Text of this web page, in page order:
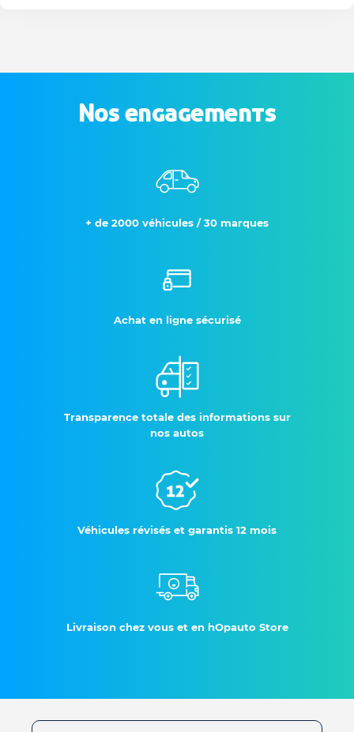
Nos engagements
+ de 2000 véhicules / 30 marques
Achat en ligne sécurisé
Transparence totale des informations sur
nos autos
Véhicules révisés et garantis 12 mois
Livraison chez vous et en hOpauto Store